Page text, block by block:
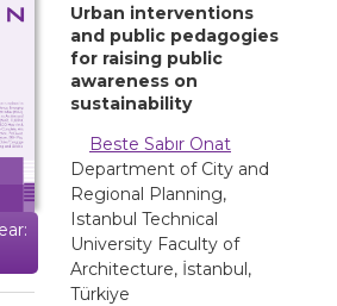
Urban interventions
and public pedagogies
for raising public
awareness on
sustainability
Beste Sabır Onat
Department of City and
Regional Planning,
Istanbul Technical
University Faculty of
Architecture, İstanbul,
Türkiye